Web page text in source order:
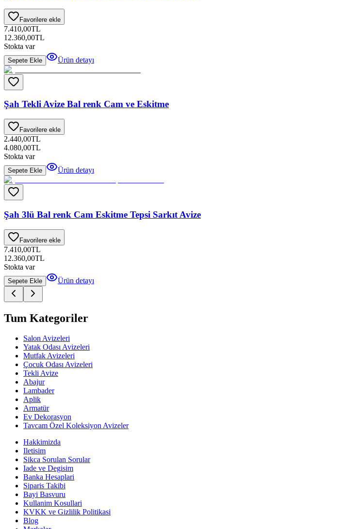
Favorilere ekle
7.410,00TL
12.360,00TL
Stokta var
Sepete Ekle Ürün detayı
Şah Tekli Avize Bal renk Cam ve Eskitme
Favorilere ekle
2.440,00TL
4.080,00TL
Stokta var
Sepete Ekle Ürün detayı
Şah 3lü Bal renk Cam Eskitme Tepsi Sarkıt Avize
Favorilere ekle
7.410,00TL
12.360,00TL
Stokta var
Sepete Ekle Ürün detayı
Tum Kategoriler
Salon Avizeleri
Yatak Odası Avizeleri
Mutfak Avizeleri
Çocuk Odası Avizeleri
Tekli Avize
Abajur
Lambader
Aplik
Armatür
Ev Dekorasyon
Tavcam Özel Koleksiyon Avizeler
Hakkimizda
Iletisim
Sikca Sorulan Sorular
Iade ve Degisim
Banka Hesaplari
Siparis Takibi
Bayi Basvuru
Kullanim Kosullari
KVKK ve Gizlilik Politikasi
Blog